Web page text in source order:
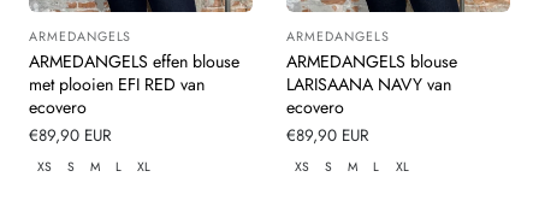
Leverancier:
ARMEDANGELS
ARMEDANGELS effen blouse
met plooien EFI RED van
ecovero
Normale
prijs
€89,90 EUR
XS S M L XL
Leverancier:
ARMEDANGELS
ARMEDANGELS blouse
LARISAANA NAVY van
ecovero
Normale
prijs
€89,90 EUR
XS S M L XL